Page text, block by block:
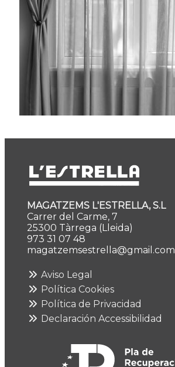
MAGATZEMS L'ESTRELLA, S.L
Carrer del Carme, 7
25300 Tàrrega (Lleida)
973 31 07 48
magatzemsestrella@gmail.com
Aviso Legal
Política Cookies
Política de Privacidad
Declaración Accessibilidad